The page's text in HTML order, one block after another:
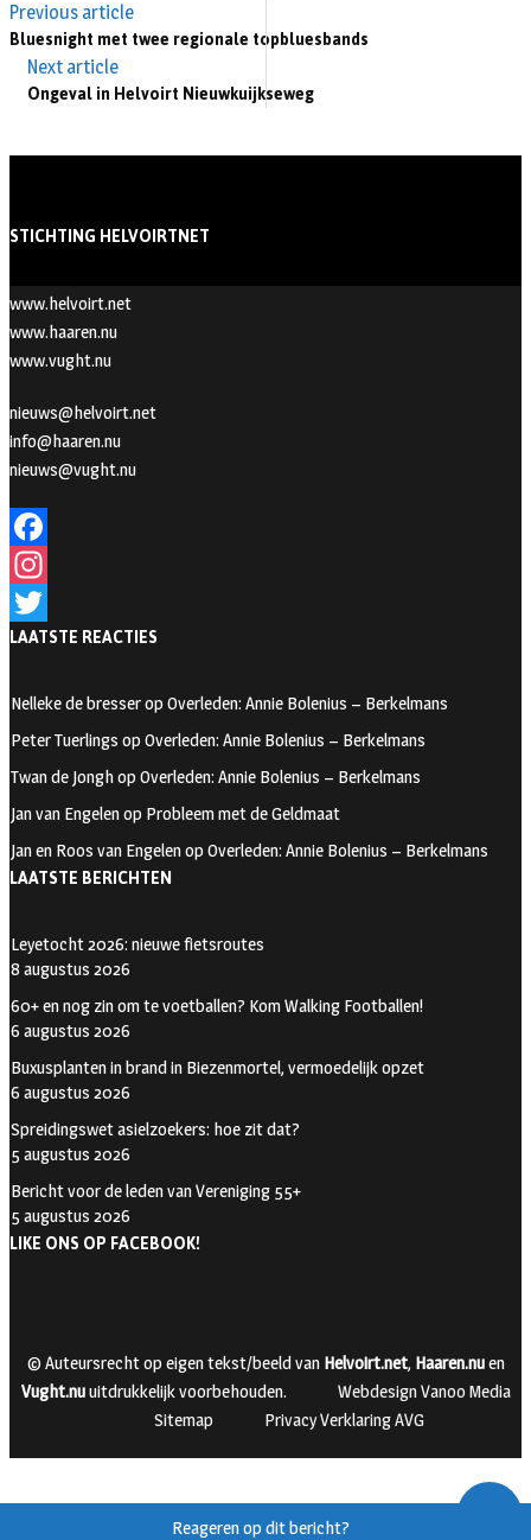
Previous article
Bluesnight met twee regionale topbluesbands
Next article
Ongeval in Helvoirt Nieuwkuijkseweg
STICHTING HELVOIRTNET
www.helvoirt.net
www.haaren.nu
www.vught.nu
nieuws@helvoirt.net
info@haaren.nu
nieuws@vught.nu
F
a
c
b
o
k
n
t
a
r
a
T
i
t
e
r
LAATSTE REACTIES
Nelleke de bresserop Overleden: Annie Bolenius – Berkelmans
Peter Tuerlings op Overleden: Annie Bolenius – Berkelmans
Twan de Jonghop Overleden: Annie Bolenius – Berkelmans
Jan van Engelenop Probleem met de Geldmaat
Jan en Roos van Engelenop Overleden: Annie Bolenius – Berkelmans
LAATSTE BERICHTEN
Leyetocht 2026: nieuwe fietsroutes
8 augustus 2026
60+ en nog zin om te voetballen? Kom Walking Footballen!
6 augustus 2026
Buxusplanten in brand in Biezenmortel, vermoedelijk opzet
6 augustus 2026
Spreidingswet asielzoekers: hoe zit dat?
5 augustus 2026
Bericht voor de leden van Vereniging 55+
5 augustus 2026
LIKE ONS OP FACEBOOK!
Reageren op dit bericht?
© Auteursrecht op eigen tekst/beeld van Helvoirt.net, Haaren.nuen
Vught.nuuitdrukkelijk voorbehouden.
Webdesign Vanoo Media
Sitemap
Privacy Verklaring AVG